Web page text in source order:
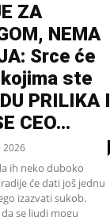
ZA
NEMA
Srce će
ste
PRILIKA I
CEO...
2026
ih neko duboko
će dati još jednu
izazvati sukob.
se ljudi mogu